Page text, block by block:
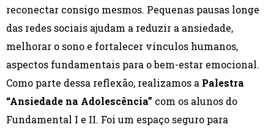
reconectar consigo mesmos. Pequenas pausas longe
das redes sociais ajudam a reduzir a ansiedade,
melhorar o sono e fortalecer vínculos humanos,
aspectos fundamentais para o bem-estar emocional.
Como parte dessa reflexão, realizamos a Palestra
“Ansiedade na Adolescência” com os alunos do
Fundamental I e II. Foi um espaço seguro para